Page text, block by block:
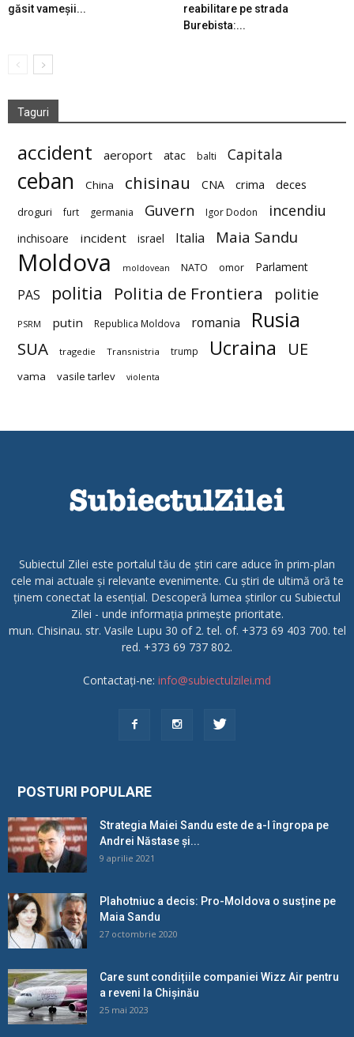
găsit vameșii...
reabilitare pe strada
Burebista:...
Taguri
accident aeroport atac balti Capitala
ceban China chisinau CNA crima deces
droguri furt germania Guvern Igor Dodon incendiu
inchisoare incident israel Italia Maia Sandu
Moldova moldovean NATO omor Parlament
PAS politia Politia de Frontiera politie
PSRM putin Republica Moldova romania Rusia
SUA tragedie Transnistria trump Ucraina UE
vama vasile tarlev violenta
Subiectul Zilei este portalul tău de știri care aduce în prim-plan
cele mai actuale și relevante evenimente. Cu știri de ultimă oră te
ținem conectat la esențial. Descoperă lumea știrilor cu Subiectul
Zilei - unde informația primește prioritate.
mun. Chisinau. str. Vasile Lupu 30 of 2. tel. of. +373 69 403 700. tel
red. +373 69 737 802.
Contactați-ne: info@subiectulzilei.md
POSTURI POPULARE
Strategia Maiei Sandu este de a-l îngropa pe
Andrei Năstase și...
9 aprilie 2021
Plahotniuc a decis: Pro-Moldova o susține pe
Maia Sandu
27 octombrie 2020
Care sunt condițiile companiei Wizz Air pentru
a reveni la Chișinău
25 mai 2023